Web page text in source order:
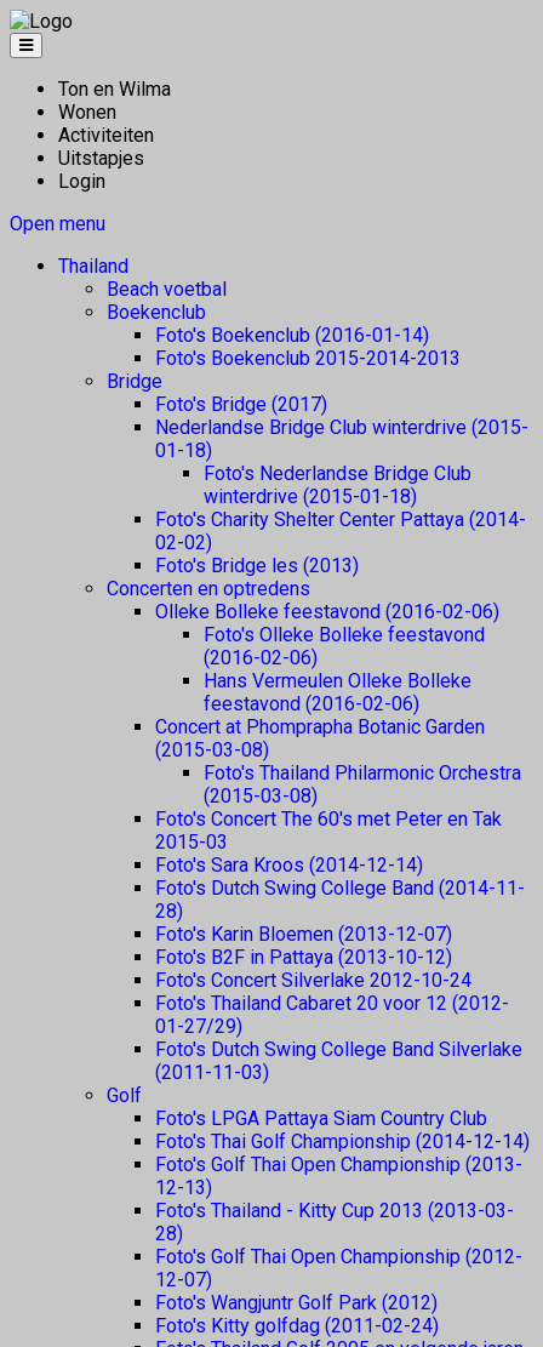
Ton en Wilma
Wonen
Activiteiten
Uitstapjes
Login
Open menu
Thailand
Beach voetbal
Boekenclub
Foto's Boekenclub (2016-01-14)
Foto's Boekenclub 2015-2014-2013
Bridge
Foto's Bridge (2017)
Nederlandse Bridge Club winterdrive (2015-
01-18)
Foto's Nederlandse Bridge Club
winterdrive (2015-01-18)
Foto's Charity Shelter Center Pattaya (2014-
02-02)
Foto's Bridge les (2013)
Concerten en optredens
Olleke Bolleke feestavond (2016-02-06)
Foto's Olleke Bolleke feestavond
(2016-02-06)
Hans Vermeulen Olleke Bolleke
feestavond (2016-02-06)
Concert at Phomprapha Botanic Garden
(2015-03-08)
Foto's Thailand Philarmonic Orchestra
(2015-03-08)
Foto's Concert The 60's met Peter en Tak
2015-03
Foto's Sara Kroos (2014-12-14)
Foto's Dutch Swing College Band (2014-11-
28)
Foto's Karin Bloemen (2013-12-07)
Foto's B2F in Pattaya (2013-10-12)
Foto's Concert Silverlake 2012-10-24
Foto's Thailand Cabaret 20 voor 12 (2012-
01-27/29)
Foto's Dutch Swing College Band Silverlake
(2011-11-03)
Golf
Foto's LPGA Pattaya Siam Country Club
Foto's Thai Golf Championship (2014-12-14)
Foto's Golf Thai Open Championship (2013-
12-13)
Foto's Thailand - Kitty Cup 2013 (2013-03-
28)
Foto's Golf Thai Open Championship (2012-
12-07)
Foto's Wangjuntr Golf Park (2012)
Foto's Kitty golfdag (2011-02-24)